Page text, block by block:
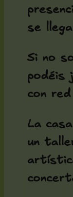
se
Si no
podéis
con
La
un